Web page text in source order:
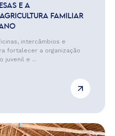
E A
FAMILIAR
intercâmbios e
fortalecer a organização
juvenil e ...